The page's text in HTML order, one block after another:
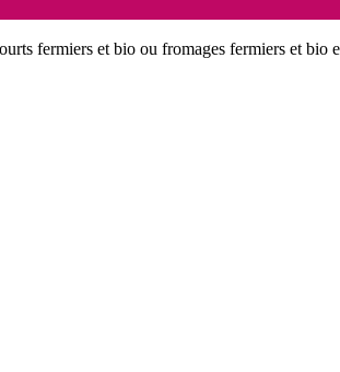
fermiers et bio ou fromages fermiers et bio